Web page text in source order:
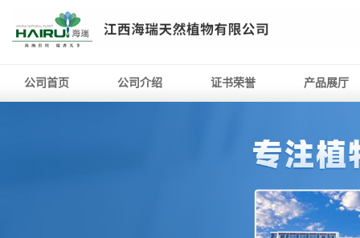
公司首页 公司介绍 证书荣誉 产品展厅